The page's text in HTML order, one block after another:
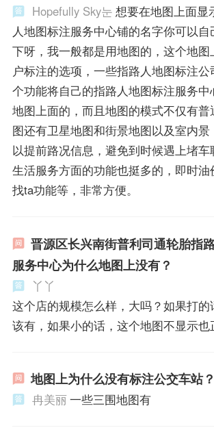
Hopefully Sky눈 想要在地图上面显
人地图标注服务中心铺的名字你可以自
下呀，我一般都是用地图的，这个地图
户标注的选项，一些指路人地图标注
个功能将自己的指路人地图标注服务中
地图上面的，而且地图的模式不仅有普
图还有卫星地图和街景地图以及室内
以提前路况信息，避免到时候遇上堵车
生活服务方面的功能也挺多的，即时油
找ta功能等，非常方便。
晋源区长兴南街普利司通轮胎指
服务中心为什么地图上没有？
丫丫
这个店的规模怎么样，大吗？如果打的
该有，如果小的话，这个地图不显示也
地图上为什么没有标注公交车站？
冉美丽一些三围地图有